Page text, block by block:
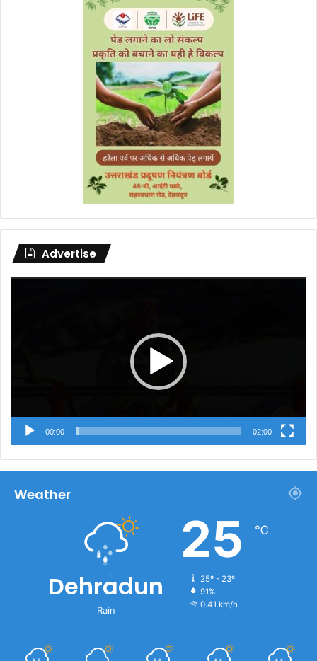
Advertise
00:00 02:00
Weather
Dehradun
Rain
25 ℃
25º - 23º
91%
0.41 km/h